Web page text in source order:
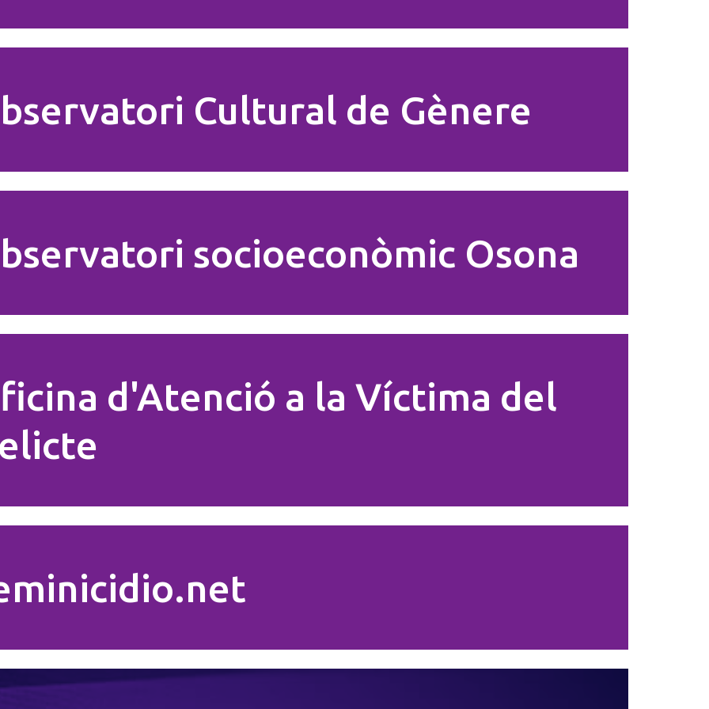
Cultural de Gènere
socioeconòmic Osona
d'Atenció a la Víctima del